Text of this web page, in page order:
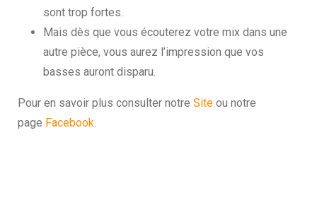
sont trop fortes.
Mais dès que vous écouterez votre mix dans une
autre pièce, vous aurez l’impression que vos
basses auront disparu.
Pour en savoir plus consulter notre Site ou notre
page Facebook